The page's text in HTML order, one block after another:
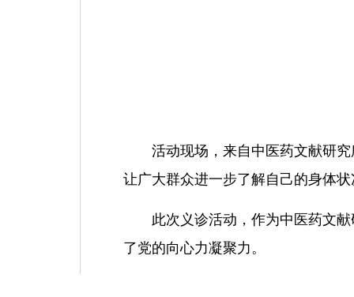
活动现场，来自中医药文献研
让广大群众进一步了解自己的身体
此次义诊活动，作为中医药文
了党的向心力凝聚力。